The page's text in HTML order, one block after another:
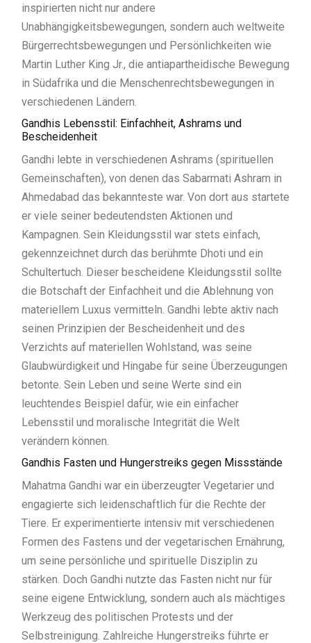
inspirierten nicht nur andere
Unabhängigkeitsbewegungen, sondern auch weltweite
Bürgerrechtsbewegungen und Persönlichkeiten wie
Martin Luther King Jr., die antiapartheidische Bewegung
in Südafrika und die Menschenrechtsbewegungen in
verschiedenen Ländern.
Gandhis Lebensstil: Einfachheit, Ashrams und
Bescheidenheit
Gandhi lebte in verschiedenen Ashrams (spirituellen
Gemeinschaften), von denen das Sabarmati Ashram in
Ahmedabad das bekannteste war. Von dort aus startete
er viele seiner bedeutendsten Aktionen und
Kampagnen. Sein Kleidungsstil war stets einfach,
gekennzeichnet durch das berühmte Dhoti und ein
Schultertuch. Dieser bescheidene Kleidungsstil sollte
die Botschaft der Einfachheit und die Ablehnung von
materiellem Luxus vermitteln. Gandhi lebte aktiv nach
seinen Prinzipien der Bescheidenheit und des
Verzichts auf materiellen Wohlstand, was seine
Glaubwürdigkeit und Hingabe für seine Überzeugungen
betonte. Sein Leben und seine Werte sind ein
leuchtendes Beispiel dafür, wie ein einfacher
Lebensstil und moralische Integrität die Welt
verändern können.
Gandhis Fasten und Hungerstreiks gegen Missstände
Mahatma Gandhi war ein überzeugter Vegetarier und
engagierte sich leidenschaftlich für die Rechte der
Tiere. Er experimentierte intensiv mit verschiedenen
Formen des Fastens und der vegetarischen Ernährung,
um seine persönliche und spirituelle Disziplin zu
stärken. Doch Gandhi nutzte das Fasten nicht nur für
seine eigene Entwicklung, sondern auch als mächtiges
Werkzeug des politischen Protests und der
Selbstreinigung. Zahlreiche Hungerstreiks führte er